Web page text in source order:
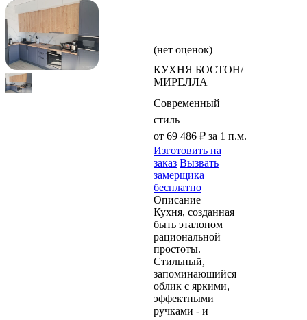
(нет оценок)
КУХНЯ БОСТОН/
МИРЕЛЛА
Современный
стиль
от 69 486 ₽ за 1 п.м.
Изготовить на
заказ Вызвать
замерщика
бесплатно
Описание
Кухня, созданная
быть эталоном
рациональной
простоты.
Стильный,
запоминающийся
облик с яркими,
эффектными
ручками - и